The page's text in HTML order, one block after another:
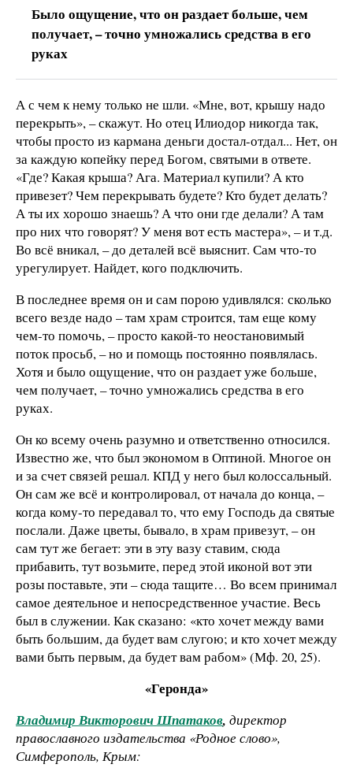
Было ощущение, что он раздает больше, чем
получает, – точно умножались средства в его
руках
А с чем к нему только не шли. «Мне, вот, крышу надо
перекрыть», – скажут. Но отец Илиодор никогда так,
чтобы просто из кармана деньги достал-отдал... Нет, он
за каждую копейку перед Богом, святыми в ответе.
«Где? Какая крыша? Ага. Материал купили? А кто
привезет? Чем перекрывать будете? Кто будет делать?
А ты их хорошо знаешь? А что они где делали? А там
про них что говорят? У меня вот есть мастера», – и т.д.
Во всё вникал, – до деталей всё выяснит. Сам что-то
урегулирует. Найдет, кого подключить.
В последнее время он и сам порою удивлялся: сколько
всего везде надо – там храм строится, там еще кому
чем-то помочь, – просто какой-то неостановимый
поток просьб, – но и помощь постоянно появлялась.
Хотя и было ощущение, что он раздает уже больше,
чем получает, – точно умножались средства в его
руках.
Он ко всему очень разумно и ответственно относился.
Известно же, что был экономом в Оптиной. Многое он
и за счет связей решал. КПД у него был колоссальный.
Он сам же всё и контролировал, от начала до конца, –
когда кому-то передавал то, что ему Господь да святые
послали. Даже цветы, бывало, в храм привезут, – он
сам тут же бегает: эти в эту вазу ставим, сюда
прибавить, тут возьмите, перед этой иконой вот эти
розы поставьте, эти – сюда тащите… Во всем принимал
самое деятельное и непосредственное участие. Весь
был в служении. Как сказано: «кто хочет между вами
быть большим, да будет вам слугою; и кто хочет между
вами быть первым, да будет вам рабом» (Мф. 20, 25).
«Геронда»
Владимир Викторович Шпатаков, директор
православного издательства «Родное слово»,
Симферополь, Крым: